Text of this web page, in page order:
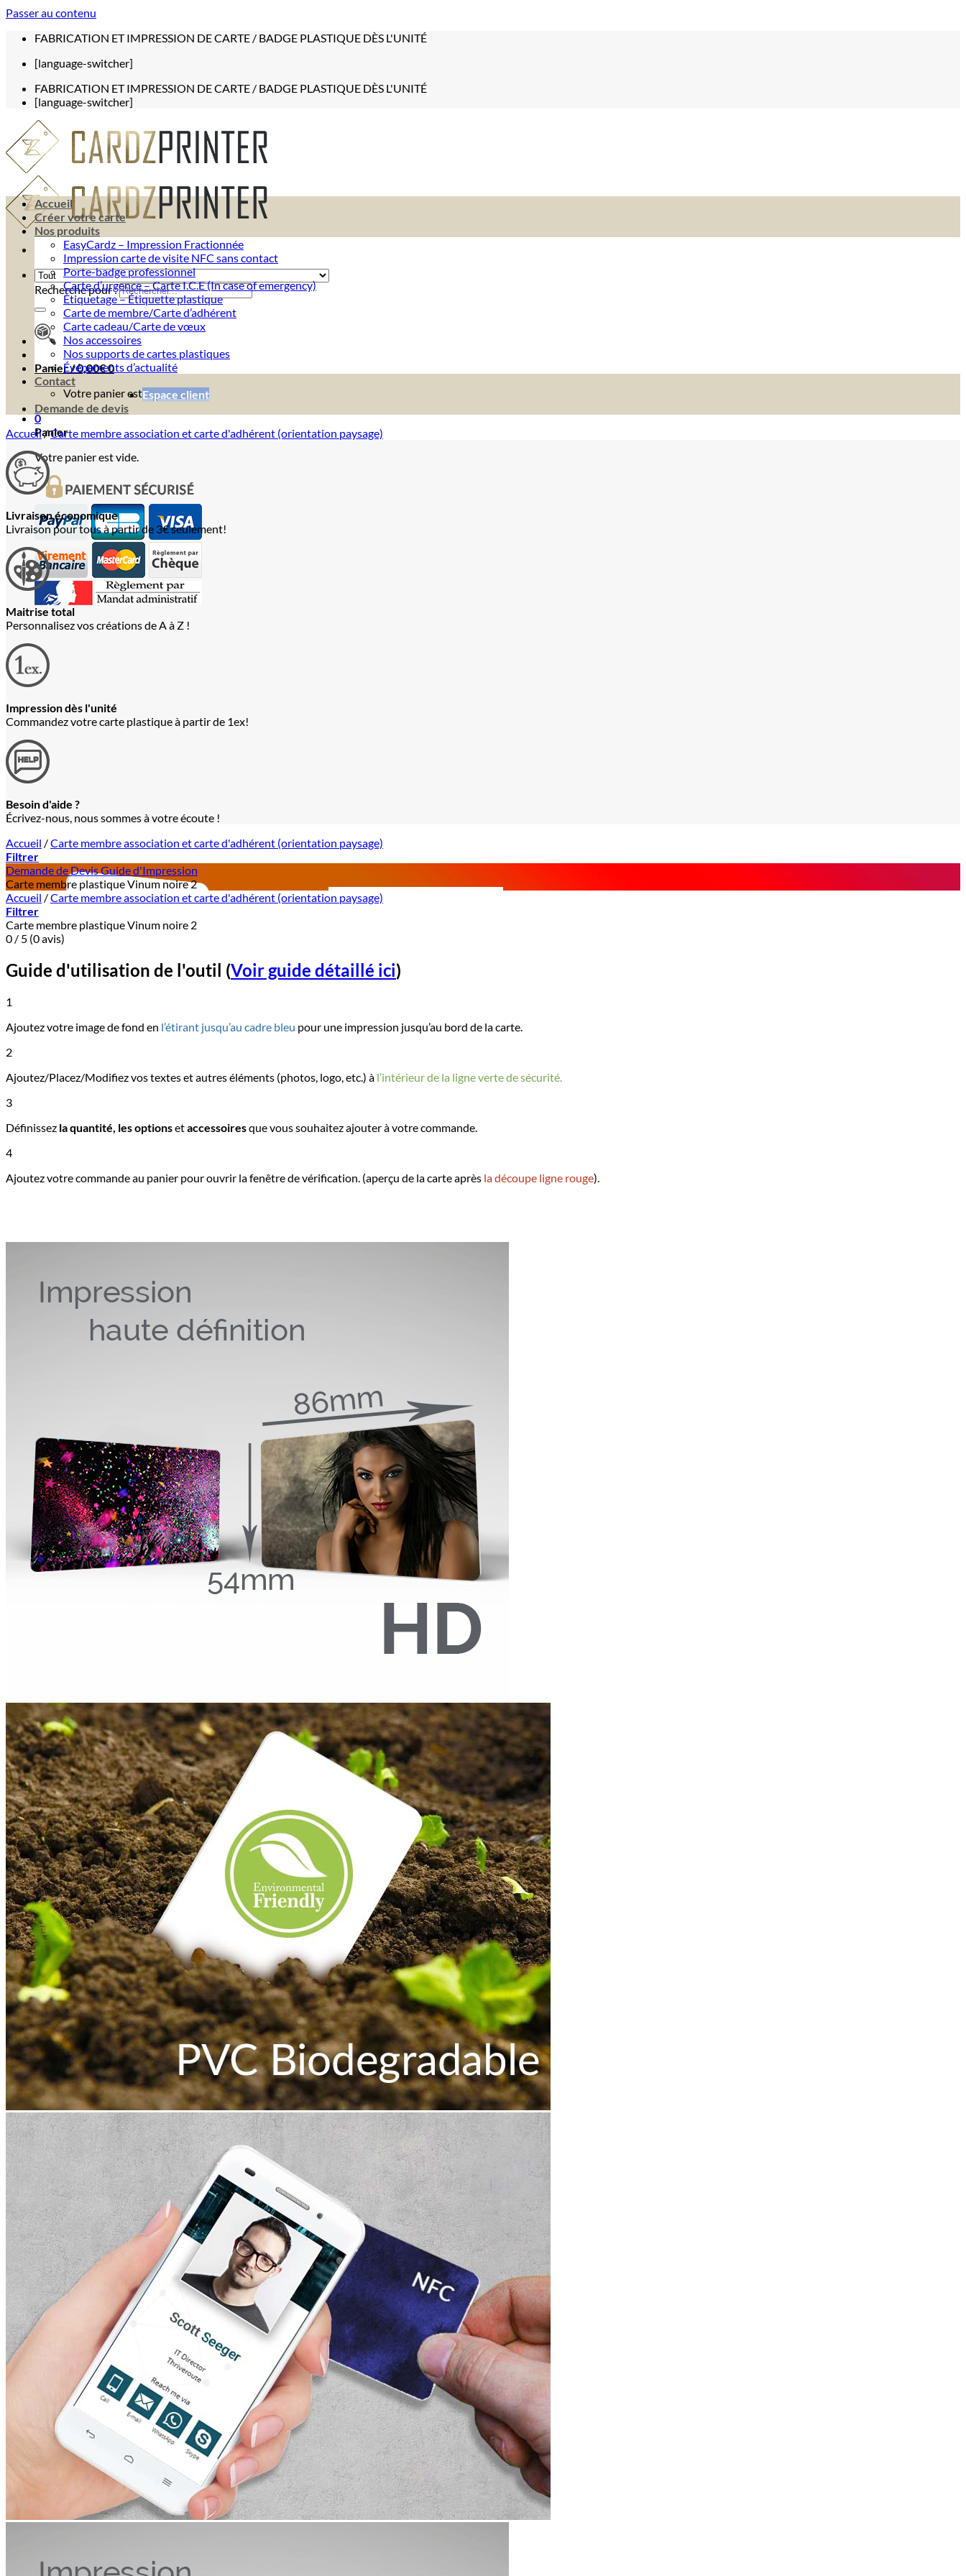
Passer au contenu
FABRICATION ET IMPRESSION DE CARTE / BADGE PLASTIQUE DÈS L'UNITÉ
[language-switcher]
FABRICATION ET IMPRESSION DE CARTE / BADGE PLASTIQUE DÈS L'UNITÉ
[language-switcher]
Recherche pour :
Panier /0,00€0
Votre panier est vide.
0
Panier
Votre panier est vide.
Accueil
Créer votre carte
Nos produits
EasyCardz – Impression Fractionnée
Impression carte de visite NFC sans contact
Porte-badge professionnel
Carte d’urgence – Carte I.C.E (In case of emergency)
Étiquetage – Étiquette plastique
Carte de membre/Carte d’adhérent
Carte cadeau/Carte de vœux
Nos accessoires
Nos supports de cartes plastiques
Événements d’actualité
Contact
Espace client
Demande de devis
Accueil/Carte membre association et carte d'adhérent (orientation paysage)
Livraison économique
Livraison pour tous à partir de 3€ seulement!
Maitrise total
Personnalisez vos créations de A à Z !
Impression dès l'unité
Commandez votre carte plastique à partir de 1ex!
Besoin d'aide ?
Écrivez-nous, nous sommes à votre écoute !
Accueil /Carte membre association et carte d'adhérent (orientation paysage)
Filtrer
Demande de DevisGuide d'Impression
Carte membre plastique Vinum noire 2
Accueil /Carte membre association et carte d'adhérent (orientation paysage)
Filtrer
Carte membre plastique Vinum noire 2
0 / 5 (0 avis)
Guide d'utilisation de l'outil (Voir guide détaillé ici)
1
Ajoutez votre image de fond en l’étirant jusqu’au cadre bleu pour une impression jusqu’au bord de la carte.
2
Ajoutez/Placez/Modifiez vos textes et autres éléments (photos, logo, etc.) à l’intérieur de la ligne verte de sécurité.
3
Définissez la quantité, les optionsetaccessoiresque vous souhaitez ajouter à votre commande.
4
Ajoutez votre commande au panier pour ouvrir la fenêtre de vérification. (aperçu de la carte après la découpe ligne rouge).